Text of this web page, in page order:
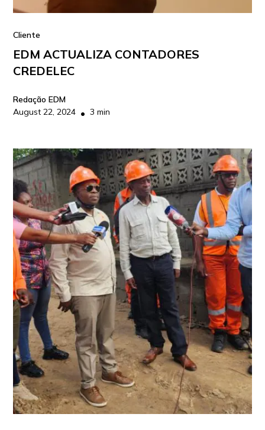
Cliente
EDM ACTUALIZA CONTADORES
CREDELEC
Redação EDM
August 22, 2024 • 3 min